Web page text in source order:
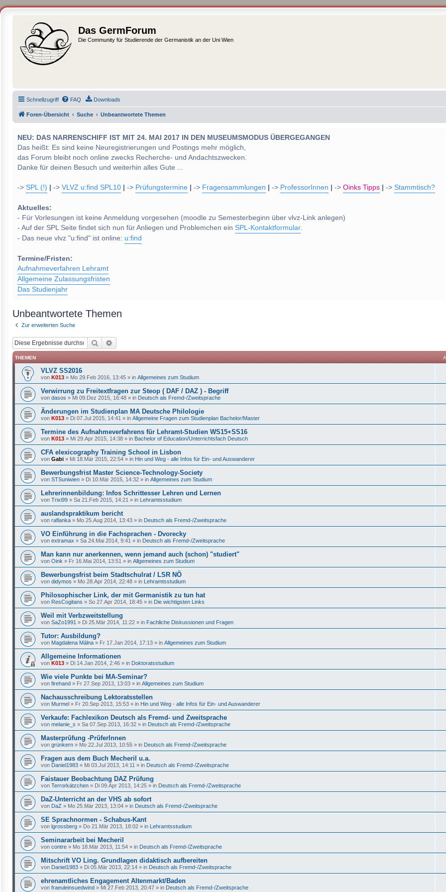
Das GermForum
Die Community für Studierende der Germanistik an der Uni Wien
Schnellzugriff FAQ Downloads
Foren-Übersicht Suche Unbeantwortete Themen
NEU: DAS NARRENSCHIFF IST MIT 24. MAI 2017 IN DEN MUSEUMSMODUS ÜBERGEGANGEN
Das heißt: Es sind keine Neuregistrierungen und Postings mehr möglich,
das Forum bleibt noch online zwecks Recherche- und Andachtszwecken.
Danke für deinen Besuch und weiterhin alles Gute ...
-> SPL (!) -> VLVZ u:find SPL10 -> Prüfungstermine -> Fragensammlungen -> ProfessorInnen -> Oinks Tipps -> Stammtisch?
Aktuelles:
- Für Vorlesungen ist keine Anmeldung vorgesehen (moodle zu Semesterbeginn über vlvz-Link anlegen)
- Auf der SPL Seite findet sich nun für Anliegen und Problemchen ein SPL-Kontaktformular.
- Das neue vlvz "u:find" ist online: u:find
Termine/Fristen:
Aufnahmeverfahren Lehramt
Allgemeine Zulassungsfristen
Das Studienjahr
Unbeantwortete Themen
Zur erweiterten Suche
Suche
THEMEN
VLVZ SS2016
von K013 » Mo 29.Feb 2016, 13:45 » in Allgemeines zum Studium
Verwirrung zu Freitextfragen zur Steop ( DAF / DAZ ) - Begriff
von dasos » Mi 09.Dez 2015, 16:48 » in Deutsch als Fremd-/Zweitsprache
Änderungen im Studienplan MA Deutsche Philologie
von K013 » Di 07.Jul 2015, 14:41 » in Allgemeine Fragen zum Studienplan Bachelor/Master
Termine des Aufnahmeverfahrens für Lehramt-Studien WS15+SS16
von K013 » Mi 29.Apr 2015, 14:38 » in Bachelor of Education/Unterrichtsfach Deutsch
CFA elexicography Training School in Lisbon
von Gabi » Mi 18.Mär 2015, 22:54 » in Hin und Weg - alle Infos für Ein- und Auswanderer
Bewerbungsfrist Master Science-Technology-Society
von STSuniwien » Di 10.Mär 2015, 14:32 » in Allgemeines zum Studium
Lehrerinnenbildung: Infos Schrittesser Lehren und Lernen
von Trixi99 » Sa 21.Feb 2015, 14:21 » in Lehramtsstudium
auslandspraktikum bericht
von raflanka » Mo 25.Aug 2014, 13:43 » in Deutsch als Fremd-/Zweitsprache
VO Einführung in die Fachsprachen - Dvorecky
von extramax » Sa 24.Mai 2014, 9:41 » in Deutsch als Fremd-/Zweitsprache
Man kann nur anerkennen, wenn jemand auch (schon) "studiert"
von Oink » Fr 16.Mai 2014, 13:51 » in Allgemeines zum Studium
Bewerbungsfrist beim Stadtschulrat / LSR NÖ
von didymos » Mo 28.Apr 2014, 22:48 » in Lehramtsstudium
Philosophischer Link, der mit Germanistik zu tun hat
von ResCogitans » So 27.Apr 2014, 18:45 » in Die wichtigsten Links
Weil mit Verbzweitstellung
von SaZo1991 » Di 25.Mär 2014, 11:22 » in Fachliche Diskussionen und Fragen
Tutor: Ausbildung?
von Magdalena Málna » Fr 17.Jan 2014, 17:13 » in Allgemeines zum Studium
Allgemeine Informationen
von K013 » Di 14.Jan 2014, 2:46 » in Doktoratsstudium
Wie viele Punkte bei MA-Seminar?
von firehand » Fr 27.Sep 2013, 13:03 » in Allgemeines zum Studium
Nachausschreibung Lektoratsstellen
von Murmel » Fr 20.Sep 2013, 15:53 » in Hin und Weg - alle Infos für Ein- und Auswanderer
Verkaufe: Fachlexikon Deutsch als Fremd- und Zweitsprache
von melanie_s » Sa 07.Sep 2013, 16:32 » in Deutsch als Fremd-/Zweitsprache
Masterprüfung -PrüferInnen
von grünkern » Mo 22.Jul 2013, 10:55 » in Deutsch als Fremd-/Zweitsprache
Fragen aus dem Buch Mecheril u.a.
von Daniel1983 » Mi 03.Jul 2013, 14:11 » in Deutsch als Fremd-/Zweitsprache
Faistauer Beobachtung DAZ Prüfung
von Terrorkätzchen » Di 09.Apr 2013, 14:25 » in Deutsch als Fremd-/Zweitsprache
DaZ-Unterricht an der VHS ab sofort
von DaZ » Mo 25.Mär 2013, 13:04 » in Deutsch als Fremd-/Zweitsprache
SE Sprachnormen - Schabus-Kant
von lgrossberg » Do 21.Mär 2013, 18:02 » in Lehramtsstudium
Seminararbeit bei Mecheril
von contre » Mo 18.Mär 2013, 11:54 » in Deutsch als Fremd-/Zweitsprache
Mitschrift VO Ling. Grundlagen didaktisch aufbereiten
von Daniel1983 » Di 05.Mär 2013, 22:14 » in Deutsch als Fremd-/Zweitsprache
ehrenamtliches Engagement Altenmarkt/Baden
von fraeuleinsuedwind » Mi 27.Feb 2013, 20:47 » in Deutsch als Fremd-/Zweitsprache